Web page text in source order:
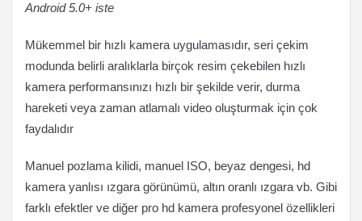
Android 5.0+ iste
Mükemmel bir hızlı kamera uygulamasıdır, seri çekim
modunda belirli aralıklarla birçok resim çekebilen hızlı
kamera performansınızı hızlı bir şekilde verir, durma
hareketi veya zaman atlamalı video oluşturmak için çok
faydalıdır
Manuel pozlama kilidi, manuel ISO, beyaz dengesi, hd
kamera yanlısı ızgara görünümü, altın oranlı ızgara vb. Gibi
farklı efektler ve diğer pro hd kamera profesyonel özellikleri